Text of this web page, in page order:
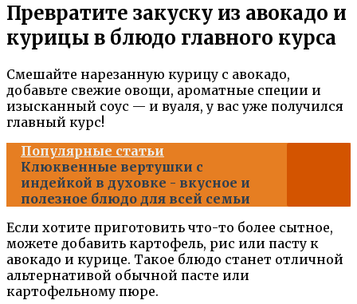
Превратите закуску из авокадо и
курицы в блюдо главного курса
Смешайте нарезанную курицу с авокадо,
добавьте свежие овощи, ароматные специи и
изысканный соус — и вуаля, у вас уже получился
главный курс!
Популярные статьи
Клюквенные вертушки с
индейкой в духовке - вкусное и
полезное блюдо для всей семьи
Если хотите приготовить что-то более сытное,
можете добавить картофель, рис или пасту к
авокадо и курице. Такое блюдо станет отличной
альтернативой обычной пасте или
картофельному пюре.